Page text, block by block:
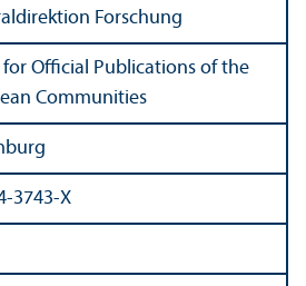
Forschung
for Official Publications of the
Communities
3743-X